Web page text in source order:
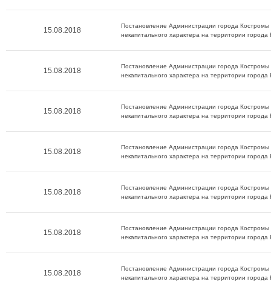
15.08.2018
Постановление Администрации города
некапитального характера на территории
15.08.2018
Постановление Администрации города
некапитального характера на территории
15.08.2018
Постановление Администрации города
некапитального характера на территории
15.08.2018
Постановление Администрации города
некапитального характера на территории
15.08.2018
Постановление Администрации города
некапитального характера на территории
15.08.2018
Постановление Администрации города
некапитального характера на территории
15.08.2018
Постановление Администрации города
некапитального характера на территории